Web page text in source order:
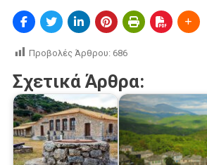
Προβολές Άρθρου: 686
Σχετικά Άρθρα: